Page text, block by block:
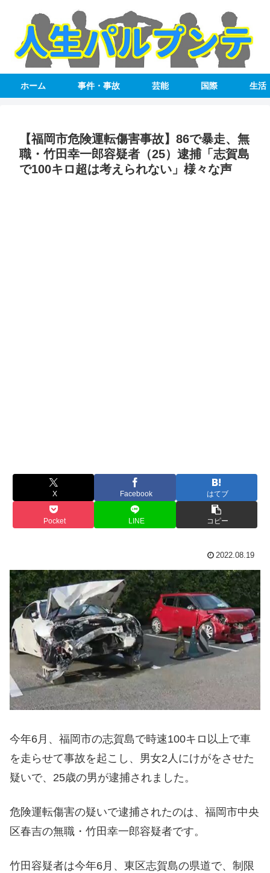
ホーム 事件・事故 芸能 国際 生活
【福岡市危険運転傷害事故】86で暴走、無
職・竹田幸一郎容疑者（25）逮捕「志賀島
で100キロ超は考えられない」様々な声
X Facebook はてブ
Pocket LINE コピー
2022.08.19
今年6月、福岡市の志賀島で時速100キロ以上で車
を走らせて事故を起こし、男女2人にけがをさせた
疑いで、25歳の男が逮捕されました。
危険運転傷害の疑いで逮捕されたのは、福岡市中央
区春吉の無職・竹田幸一郎容疑者です。
竹田容疑者は今年6月、東区志賀島の県道で、制限